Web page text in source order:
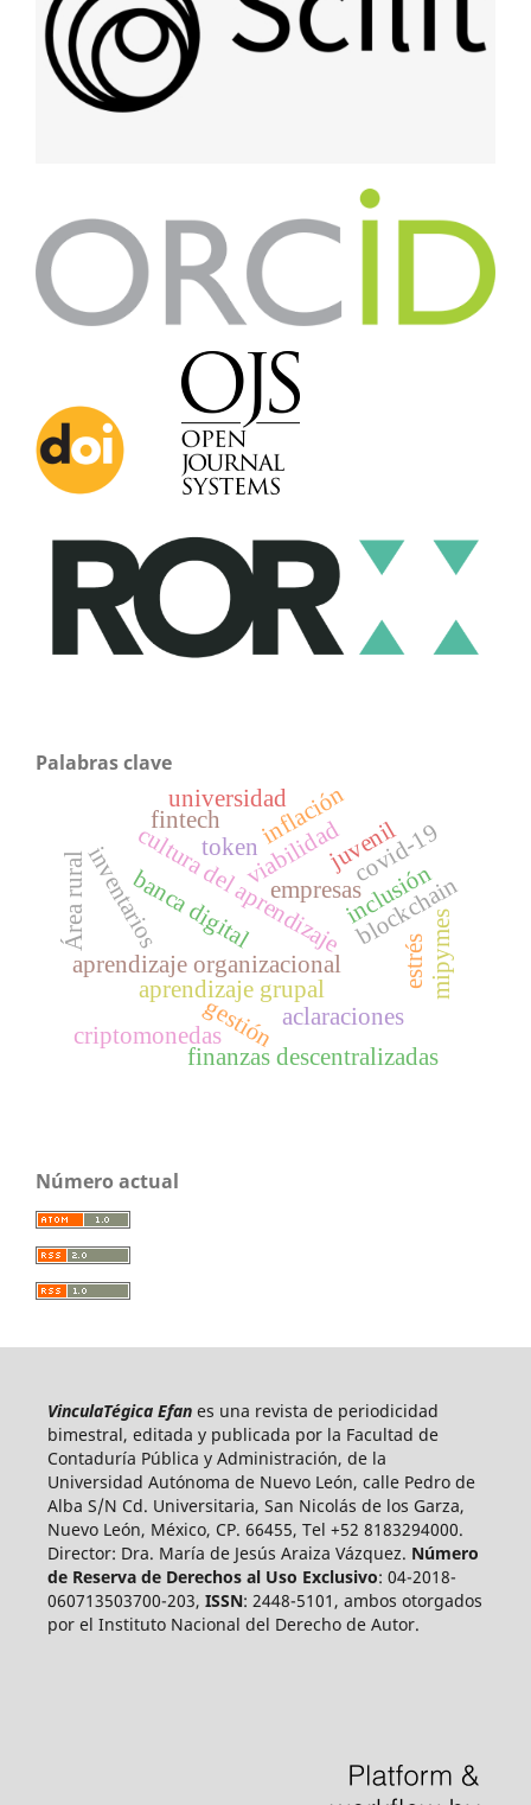
Palabras clave
aprendizaje organizacional
cultura del aprendizaje
aprendizaje grupal
gestión
inventarios empresas
viabilidad
banca digital
aclaraciones
inclusión
criptomonedas
finanzas descentralizadas
fintech
token
blockchain
estrés
juvenil
universidad
mipymes
Área rural covid-19
inflación
Número actual
VinculaTégica Efanes una revista de periodicidad
bimestral, editada y publicada por la Facultad de
Contaduría Pública y Administración, de la
Universidad Autónoma de Nuevo León, calle Pedro de
Alba S/N Cd. Universitaria, San Nicolás de los Garza,
Nuevo León, México, CP. 66455, Tel +52 8183294000.
Director: Dra. María de Jesús Araiza Vázquez. Número
de Reserva de Derechos al Uso Exclusivo: 04-2018-
060713503700-203, ISSN: 2448-5101, ambos otorgados
por el Instituto Nacional del Derecho de Autor.